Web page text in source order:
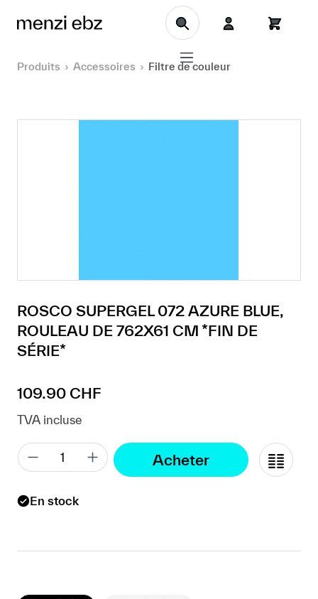
Aller au contenu principal
Produits Accessoires Filtre de couleur
ROSCO SUPERGEL 072 AZURE BLUE,
ROULEAU DE 762X61 CM *FIN DE
SÉRIE*
Prix régulier :
109.90 CHF
TVA incluse
Acheter
En stock